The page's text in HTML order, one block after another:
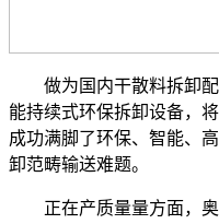
做为国内干散料拆卸配
能持续式环保拆卸设备，
成功满脚了环保、智能、
卸范畴输送难题。
正在产质量量方面，奥